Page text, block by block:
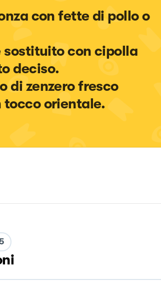
con fette di pollo o
sostituito con cipolla
deciso.
di zenzero fresco
orientale.